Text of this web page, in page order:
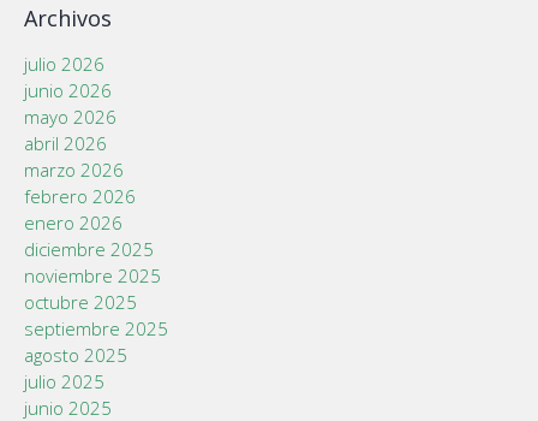
Archivos
julio 2026
junio 2026
mayo 2026
abril 2026
marzo 2026
febrero 2026
enero 2026
diciembre 2025
noviembre 2025
octubre 2025
septiembre 2025
agosto 2025
julio 2025
junio 2025